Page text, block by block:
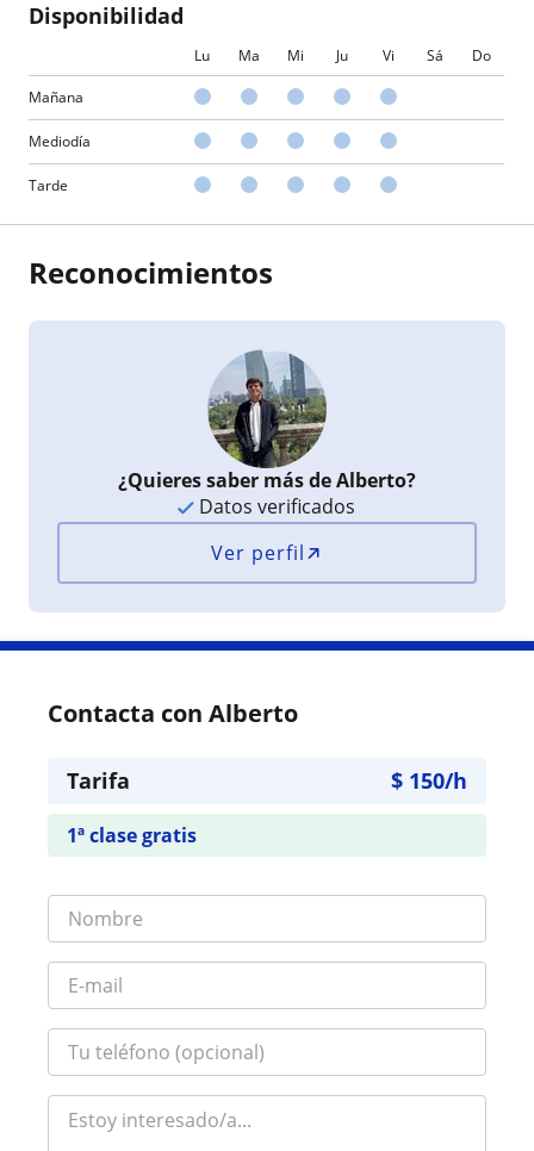
Disponibilidad
Lu Ma Mi Ju Vi Sá Do
Mañana
Mediodía
Tarde
Reconocimientos
¿Quieres saber más de Alberto?
Datos verificados
Ver perfil
Contacta con Alberto
Tarifa $ 150/h
1ª clase gratis